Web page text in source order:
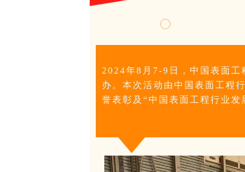
2024年8月7-9日，中国表面工
办。本次活动由中国表面工程
誉表彰及“中国表面工程行业发